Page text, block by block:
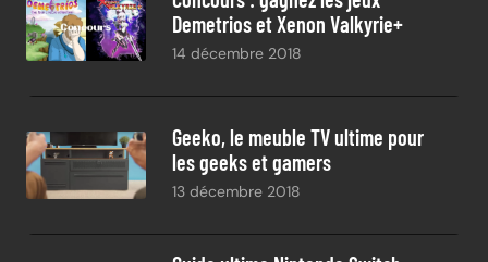
Demetrios et Xenon Valkyrie+
14 décembre 2018
Geeko, le meuble TV ultime pour
les geeks et gamers
13 décembre 2018